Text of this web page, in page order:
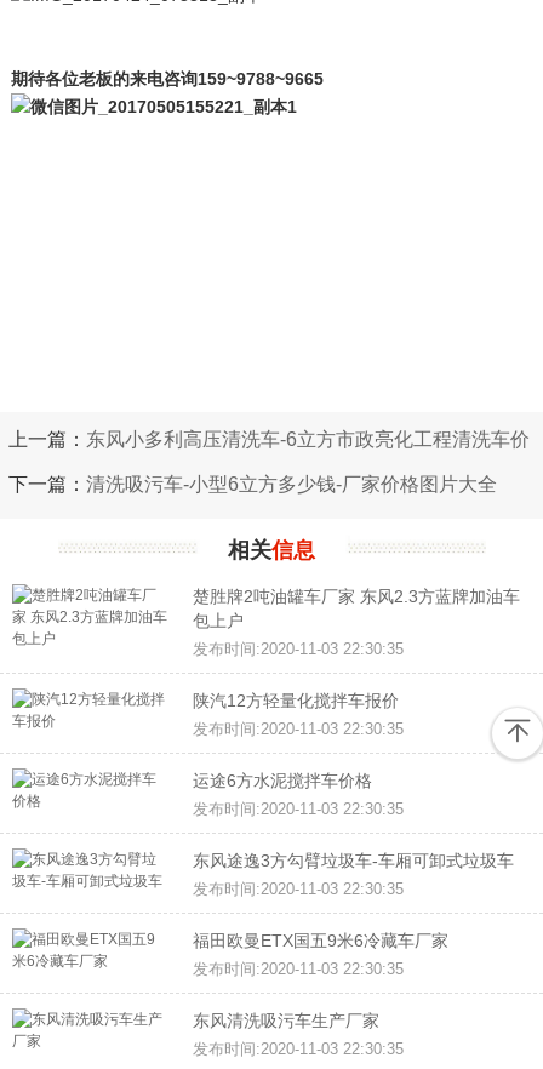
期待各位老板的来电咨询159~9788~9665
上一篇： 东风小多利高压清洗车-6立方市政亮化工程清洗车价
格
下一篇： 清洗吸污车-小型6立方多少钱-厂家价格图片大全
相关信息
楚胜牌2吨油罐车厂家 东风2.3方蓝牌加油车
包上户
发布时间:2020-11-03 22:30:35
陕汽12方轻量化搅拌车报价
发布时间:2020-11-03 22:30:35
运途6方水泥搅拌车价格
发布时间:2020-11-03 22:30:35
东风途逸3方勾臂垃圾车-车厢可卸式垃圾车
发布时间:2020-11-03 22:30:35
福田欧曼ETX国五9米6冷藏车厂家
发布时间:2020-11-03 22:30:35
东风清洗吸污车生产厂家
发布时间:2020-11-03 22:30:35